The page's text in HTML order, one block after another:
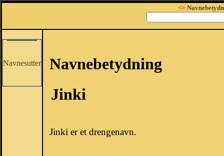
<>
Navnesutter
Navnebetydning
Jinki
Jinki er et drengenavn.